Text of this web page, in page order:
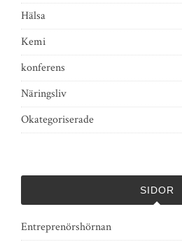
Hälsa
Kemi
konferens
Näringsliv
Okategoriserade
SIDOR
Entreprenörshörnan